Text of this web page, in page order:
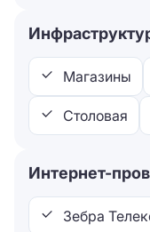
Магазины
Столовая
Интернет-
Зебра